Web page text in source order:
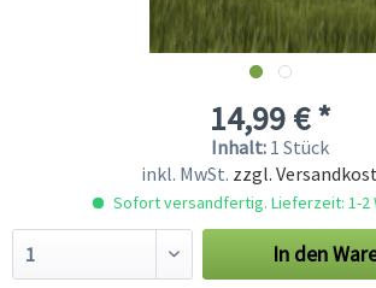
14,99 € *
Inhalt: 1 Stück
inkl. MwSt. zzgl.
Sofort versandfertig. Lieferzeit: 1-2
In den